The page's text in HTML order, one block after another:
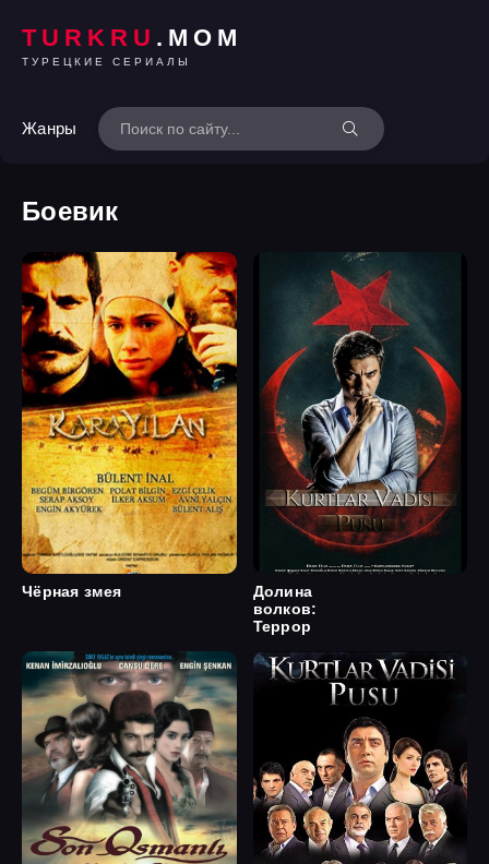
TURKRU .MOM
ТУРЕЦКИЕ СЕРИАЛЫ
Жанры
Боевик
Чёрная змея
Долина
волков:
Террор